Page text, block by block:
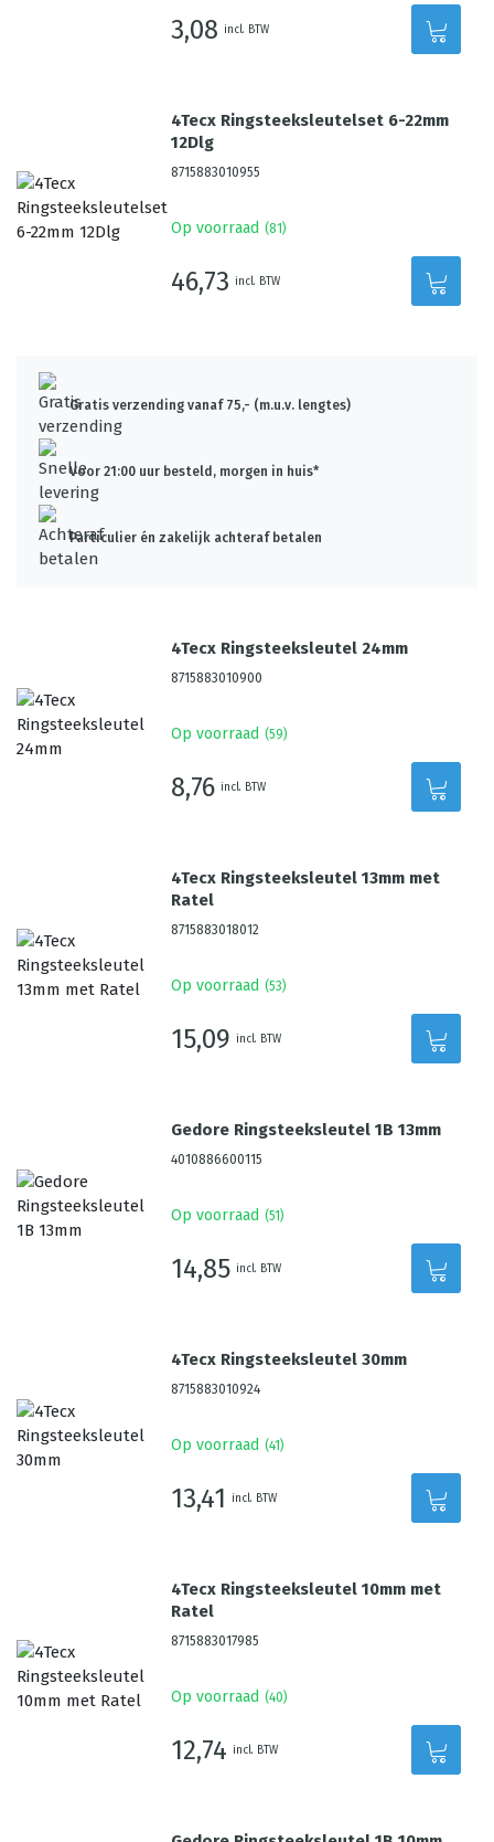
3,08 incl. BTW
4Tecx Ringsteeksleutelset 6-22mm
12Dlg
8715883010955
Op voorraad (81 )
46,73 incl. BTW
Gratis verzending vanaf 75,- (m.u.v. lengtes)
Voor 21:00 uur besteld, morgen in huis*
Particulier én zakelijk achteraf betalen
4Tecx Ringsteeksleutel 24mm
8715883010900
Op voorraad (59)
8,76 incl. BTW
4Tecx Ringsteeksleutel 13mm met
Ratel
8715883018012
Op voorraad (53)
15,09 incl. BTW
Gedore Ringsteeksleutel 1B 13mm
4010886600115
Op voorraad (51 )
14,85 incl. BTW
4Tecx Ringsteeksleutel 30mm
8715883010924
Op voorraad (41 )
13,41 incl. BTW
4Tecx Ringsteeksleutel 10mm met
Ratel
8715883017985
Op voorraad (40)
12,74 incl. BTW